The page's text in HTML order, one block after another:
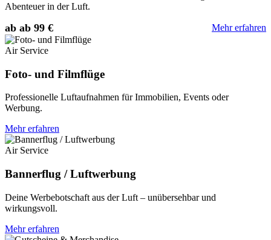
Abenteuer in der Luft.
ab ab 99 € Mehr erfahren
Air Service
Foto- und Filmflüge
Professionelle Luftaufnahmen für Immobilien, Events oder
Werbung.
Mehr erfahren
Air Service
Bannerflug / Luftwerbung
Deine Werbebotschaft aus der Luft – unübersehbar und
wirkungsvoll.
Mehr erfahren